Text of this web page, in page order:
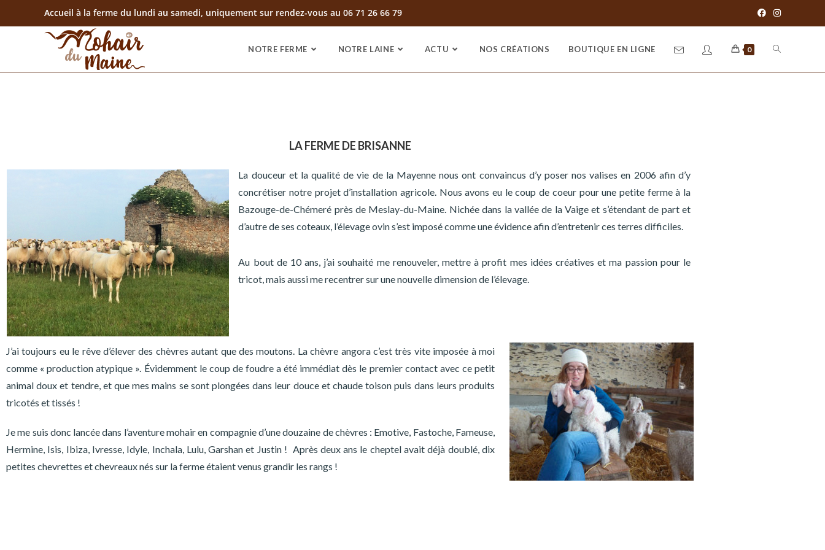
Accueil à la ferme du lundi au samedi, uniquement sur rendez-vous au 06 71 26 66 79
NOTRE FERME NOTRE LAINE ACTU NOS CRÉATIONS BOUTIQUE EN LIGNE 0
LA FERME DE BRISANNE
La douceur et la qualité de vie de la Mayenne nous ont convaincus d’y poser nos valises en 2006 afin d’y
concrétiser notre projet d’installation agricole. Nous avons eu le coup de coeur pour une petite ferme à la
Bazouge-de-Chémeré près de Meslay-du-Maine. Nichée dans la vallée de la Vaige et s’étendant de part et
d’autre de ses coteaux, l’élevage ovin s’est imposé comme une évidence afin d’entretenir ces terres difficiles.
Au bout de 10 ans, j’ai souhaité me renouveler, mettre à profit mes idées créatives et ma passion pour le
tricot, mais aussi me recentrer sur une nouvelle dimension de l’élevage.
J’ai toujours eu le rêve d’élever des chèvres autant que des moutons. La chèvre angora c’est très vite imposée à moi
comme « production atypique ». Évidemment le coup de foudre a été immédiat dès le premier contact avec ce petit
animal doux et tendre, et que mes mains se sont plongées dans leur douce et chaude toison puis dans leurs produits
tricotés et tissés !
Je me suis donc lancée dans l’aventure mohair en compagnie d’une douzaine de chèvres : Emotive, Fastoche, Fameuse,
Hermine, Isis, Ibiza, Ivresse, Idyle, Inchala, Lulu, Garshan et Justin ! Après deux ans le cheptel avait déjà doublé, dix
petites chevrettes et chevreaux nés sur la ferme étaient venus grandir les rangs !